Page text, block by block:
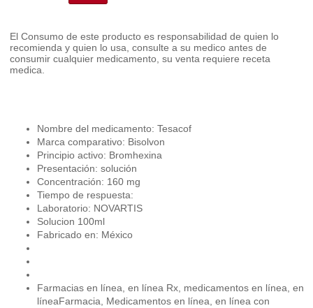
El Consumo de este producto es responsabilidad de quien lo
recomienda y quien lo usa, consulte a su medico antes de
consumir cualquier medicamento, su venta requiere receta
medica.
Nombre del medicamento: Tesacof
Marca comparativo: Bisolvon
Principio activo: Bromhexina
Presentación: solución
Concentración: 160 mg
Tiempo de respuesta:
Laboratorio: NOVARTIS
Solucion 100ml
Fabricado en: México
Farmacias en línea, en línea Rx, medicamentos en línea, en
líneaFarmacia, Medicamentos en línea, en línea con